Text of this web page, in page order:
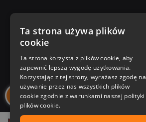
Zakupy u nas
Nasza oferta
Nasi autorzy
Ta strona używa plików
cookie
Ta strona korzysta z plików cookie, aby
zapewnić lepszą wygodę użytkowania.
Korzystając z tej strony, wyrażasz zgodę na
używanie przez nas wszystkich plików
cookie zgodnie z warunkami naszej polityki
plików cookie.